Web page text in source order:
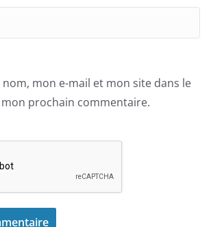
mon e-mail et mon site dans le
prochain commentaire.